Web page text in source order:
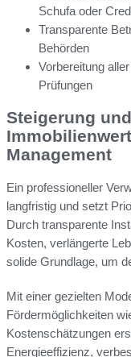
Schufa oder
Transparente
Behörden
Vorbereitung
Prüfungen
Steigerung
Management
Ein professioneller
langfristig und setzt
Durch transparente
Kosten, verlängerte
solide Grundlage, um
Mit einer gezielten
Fördermöglichkeiten
Kostenschätzungen
Energieeffizienz,